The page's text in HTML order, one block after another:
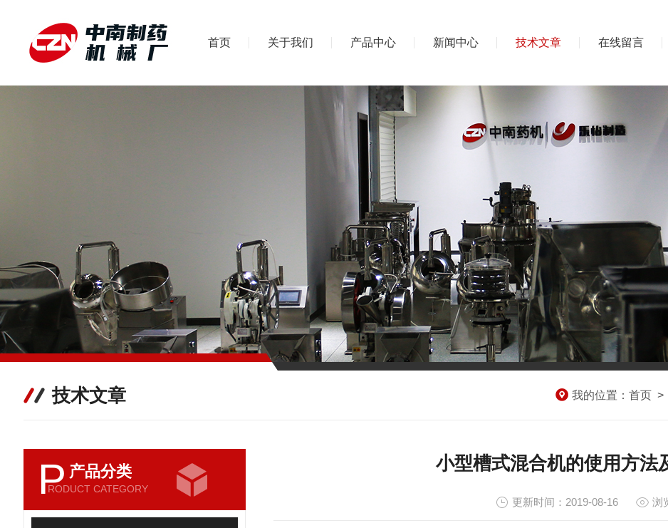
首页 关于我们 产品中心 新闻中心 技术文章 在线留言
技术文章 我的位置： 首页 >
P 产品分类
RODUCT CATEGORY
小型槽式混合机的使用方法
更新时间：2019-08-16 浏